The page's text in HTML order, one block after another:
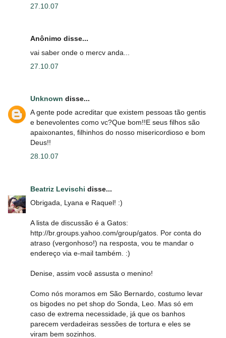
27.10.07
Anônimo disse...
vai saber onde o mercv anda...
27.10.07
Unknown disse...
A gente pode acreditar que existem pessoas tão gentis
e benevolentes como vc?Que bom!!E seus filhos são
apaixonantes, filhinhos do nosso misericordioso e bom
Deus!!
28.10.07
Beatriz Levischi disse...
Obrigada, Lyana e Raquel! :)
A lista de discussão é a Gatos:
http://br.groups.yahoo.com/group/gatos. Por conta do
atraso (vergonhoso!) na resposta, vou te mandar o
endereço via e-mail também. :)
Denise, assim você assusta o menino!
Como nós moramos em São Bernardo, costumo levar
os bigodes no pet shop do Sonda, Leo. Mas só em
caso de extrema necessidade, já que os banhos
parecem verdadeiras sessões de tortura e eles se
viram bem sozinhos.